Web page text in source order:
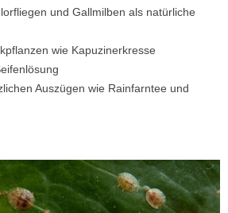
und Gallmilben als natürliche
wie Kapuzinerkresse
Auszügen wie Rainfarntee und